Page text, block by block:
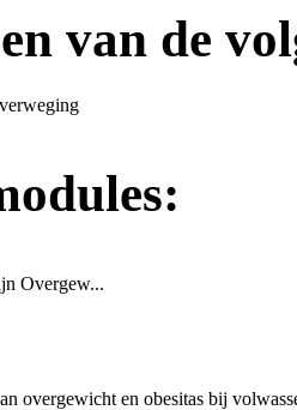
van de
Overgew...
overgewicht en obesitas bij